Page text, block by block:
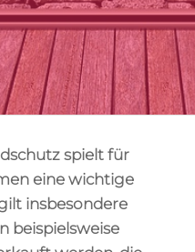
spielt für
eine wichtige
insbesondere
beispielsweise